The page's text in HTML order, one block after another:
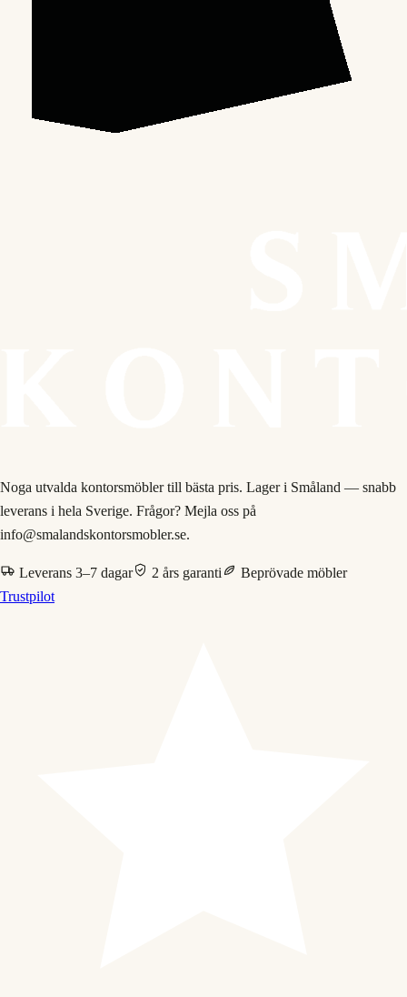
Noga utvalda kontorsmöbler till bästa pris. Lager i Småland — snabb
leverans i hela Sverige. Frågor? Mejla oss på
info@smalandskontorsmobler.se.
Leverans 3–7 dagar 2 års garanti
Beprövade möbler
Trustpilot